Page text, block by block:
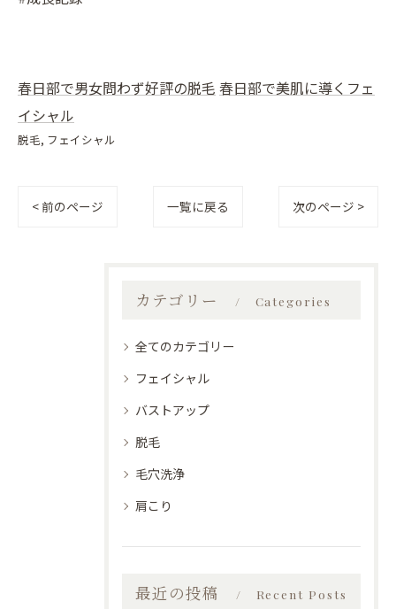
春日部で男女問わず好評の脱毛 春日部で美肌に導くフェ
イシャル
脱毛 フェイシャル
< 前のページ 一覧に戻る 次のページ >
カテゴリー Categories
全てのカテゴリー
フェイシャル
バストアップ
脱毛
毛穴洗浄
肩こり
最近の投稿 Recent Posts